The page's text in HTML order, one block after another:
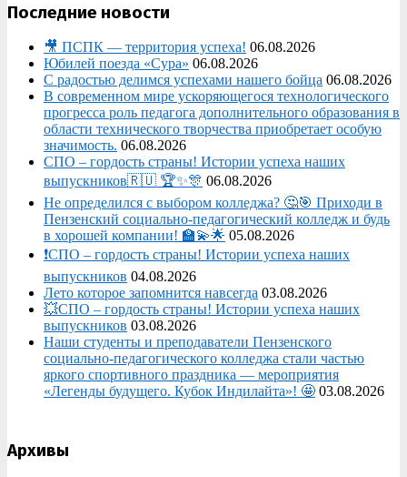
Последние новости
🎥 ПСПК — территория успеха! 06.08.2026
Юбилей поезда «Сура» 06.08.2026
С радостью делимся успехами нашего бойца 06.08.2026
В современном мире ускоряющегося технологического
прогресса роль педагога дополнительного образования в
области технического творчества приобретает особую
значимость. 06.08.2026
СПО – гордость страны! Истории успеха наших
выпускников🇷🇺 🏆✨🎊 06.08.2026
Не определился с выбором колледжа? 🤔🎯 Приходи в
Пензенский социально-педагогический колледж и будь
в хорошей компании! 🏫💫🌟 05.08.2026
❗СПО – гордость страны! Истории успеха наших
выпускников 04.08.2026
Лето которое запомнится навсегда 03.08.2026
💥СПО – гордость страны! Истории успеха наших
выпускников 03.08.2026
Наши студенты и преподаватели Пензенского
социально‑педагогического колледжа стали частью
яркого спортивного праздника — мероприятия
«Легенды будущего. Кубок Индилайта»! 🤩 03.08.2026
Архивы